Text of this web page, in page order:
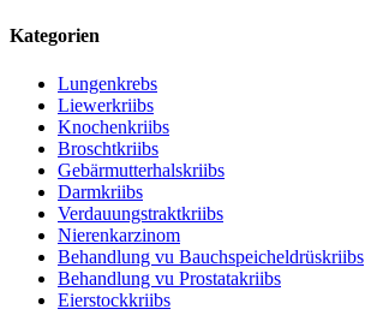
Kategorien
Lungenkrebs
Liewerkriibs
Knochenkriibs
Broschtkriibs
Gebärmutterhalskriibs
Darmkriibs
Verdauungstraktkriibs
Nierenkarzinom
Behandlung vu Bauchspeicheldrüskriibs
Behandlung vu Prostatakriibs
Eierstockkriibs